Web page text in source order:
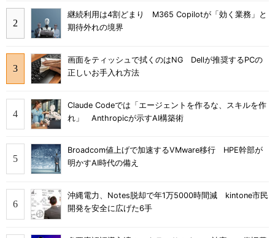
継続利用は4割どまり M365 Copilotが「効く業務」と
期待外れの境界
画面をティッシュで拭くのはNG Dellが推奨するPCの
正しいお手入れ方法
Claude Codeでは「エージェントを作るな、スキルを作
れ」 Anthropicが示すAI構築術
Broadcom値上げで加速するVMware移行 HPE幹部が
明かすAI時代の備え
沖縄電力、Notes脱却で年1万5000時間減 kintone市民
開発を安全に広げた6手